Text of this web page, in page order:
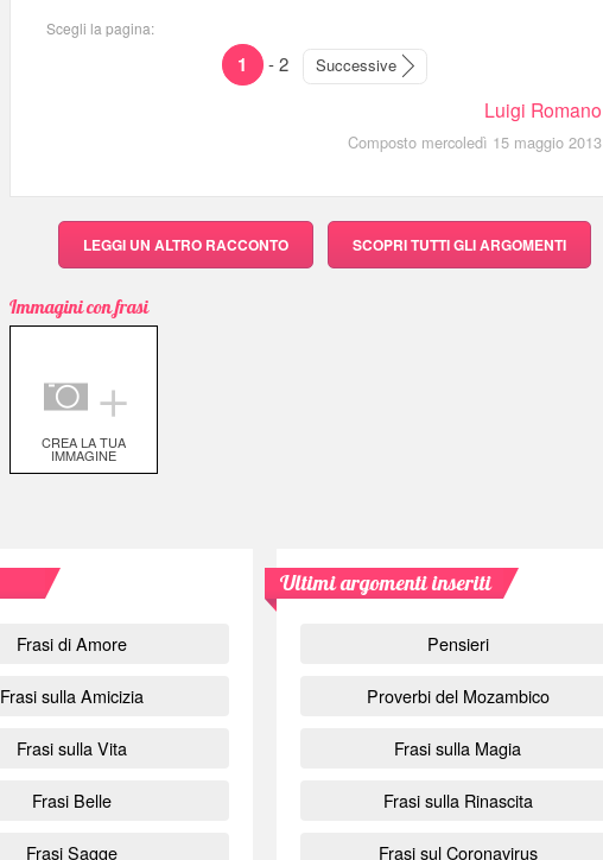
Scegli la pagina:
1 -2 Successive
Luigi Romano
Composto mercoledì 15 maggio 2013
LEGGI UN ALTRO RACCONTO SCOPRITUTTI GLI ARGOMENTI
Immagini con frasi
＋
CREA LA TUA
IMMAGINE
Frasi di Amore
Frasi sulla Amicizia
Frasi sulla Vita
Frasi Belle
Frasi Sagge
Ultimi argomenti inseriti
Pensieri
Proverbi del Mozambico
Frasi sulla Magia
Frasi sulla Rinascita
Frasi sul Coronavirus